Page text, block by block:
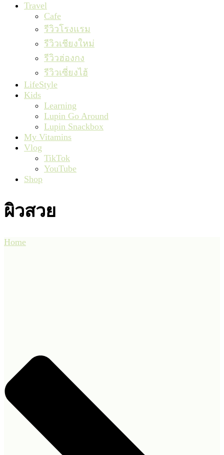
Travel
Cafe
รีวิวโรงแรม
รีวิวเชียงใหม่
รีวิวฮ่องกง
รีวิวเซี่ยงไฮ้
LifeStyle
Kids
Learning
Lupin Go Around
Lupin Snackbox
My Vitamins
Vlog
TikTok
YouTube
Shop
ผิวสวย
Home